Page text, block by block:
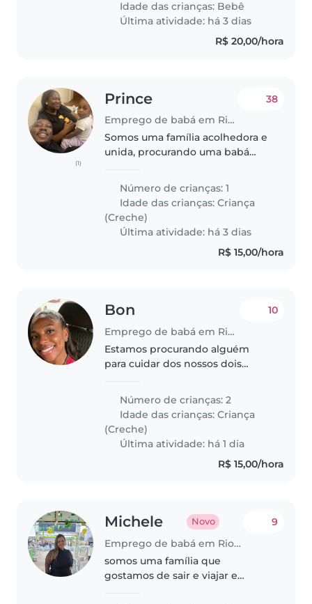
sozinha em casa com o bebê em
nenhum..
Idade das crianças: Bebê
Última atividade: há 3 dias
R$ 20,00/hora
(1)
Prince
Emprego de babá em Rio de Janeiro
38
Somos uma família acolhedora e
unida, procurando uma babá
nossa filha, Isabella. Ela é uma
menininha alegre e curiosa, que
adora explorar, brincar e
aprender..
Número de crianças: 1
Idade das crianças:Criança
(Creche)
Última atividade: há 3 dias
R$ 15,00/hora
Bon
Emprego de babá em Rio de Janeiro
10
Estamos procurando alguém
para cuidar dos nossos dois
Fale comigo para agendarmos
uma conversa!
Número de crianças: 2
Idade das crianças:Criança
(Creche)
Última atividade: há 1 dia
R$ 15,00/hora
Michele Novo
Emprego de babá em Rio de Janeiro
9
somos uma família que
gostamos de sair e viajar e